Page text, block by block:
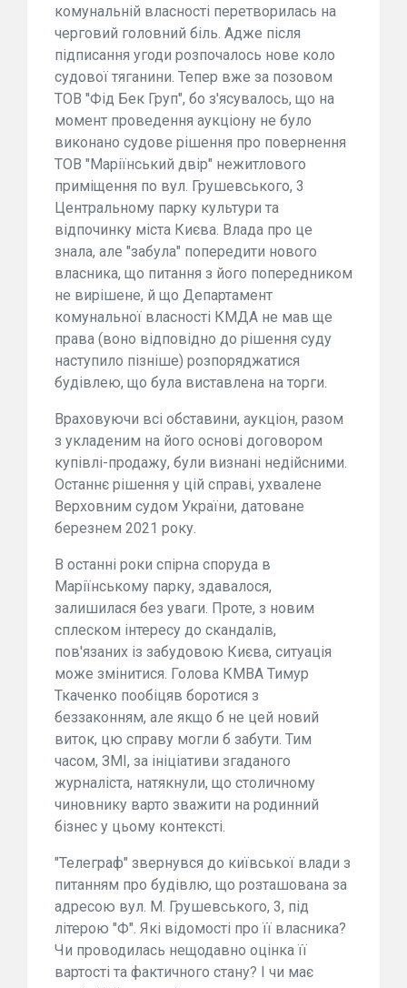
комунальній власності перетворилась на
черговий головний біль. Адже після
підписання угоди розпочалось нове коло
судової тяганини. Тепер вже за позовом
ТОВ "Фід Бек Груп", бо з'ясувалось, що на
момент проведення аукціону не було
виконано судове рішення про повернення
ТОВ "Маріїнський двір" нежитлового
приміщення по вул. Грушевського, 3
Центральному парку культури та
відпочинку міста Києва. Влада про це
знала, але "забула" попередити нового
власника, що питання з його попередником
не вирішене, й що Департамент
комунальної власності КМДА не мав ще
права (воно відповідно до рішення суду
наступило пізніше) розпоряджатися
будівлею, що була виставлена на торги.
Враховуючи всі обставини, аукціон, разом
з укладеним на його основі договором
купівлі-продажу, були визнані недійсними.
Останнє рішення у цій справі, ухвалене
Верховним судом України, датоване
березнем 2021 року.
В останні роки спірна споруда в
Маріїнському парку, здавалося,
залишилася без уваги. Проте, з новим
сплеском інтересу до скандалів,
пов'язаних із забудовою Києва, ситуація
може змінитися. Голова КМВА Тимур
Ткаченко пообіцяв боротися з
беззаконням, але якщо б не цей новий
виток, цю справу могли б забути. Тим
часом, ЗМІ, за ініціативи згаданого
журналіста, натякнули, що столичному
чиновнику варто зважити на родинний
бізнес у цьому контексті.
"Телеграф" звернувся до київської влади з
питанням про будівлю, що розташована за
адресою вул. М. Грушевського, 3, під
літерою "Ф". Які відомості про її власника?
Чи проводилась нещодавно оцінка її
вартості та фактичного стану? І чи має